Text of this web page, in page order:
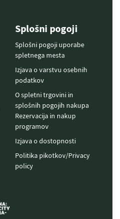
Splošni pogoji
Splošni pogoji uporabe
spletnega mesta
Izjava o varstvu osebnih
podatkov
O spletni trgovini in
splošnih pogojih nakupa
Rezervacija in nakup
programov
Izjava o dostopnosti
Politika pikotkov/Privacy
policy